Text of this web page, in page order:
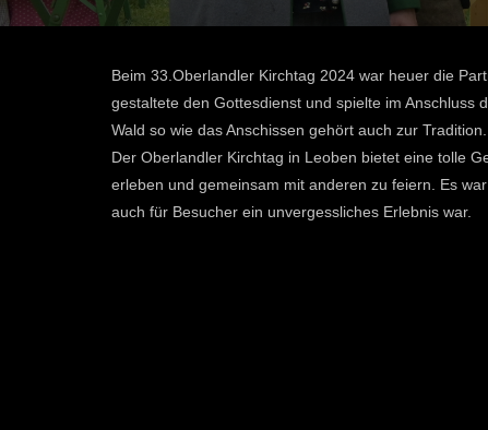
Beim 33.Oberlandler Kirchtag 2024 war heuer die
gestaltete den Gottesdienst und spielte im Anschluss
Wald so wie das Anschissen gehört auch zur Tradition.
Der Oberlandler Kirchtag in Leoben bietet eine tolle
erleben und gemeinsam mit anderen zu feiern. Es
auch für Besucher ein unvergessliches Erlebnis war.